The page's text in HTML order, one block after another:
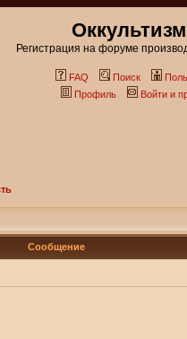
Регистрация на форуме
FAQ Поиск
Профиль
Войти и
Сообщение